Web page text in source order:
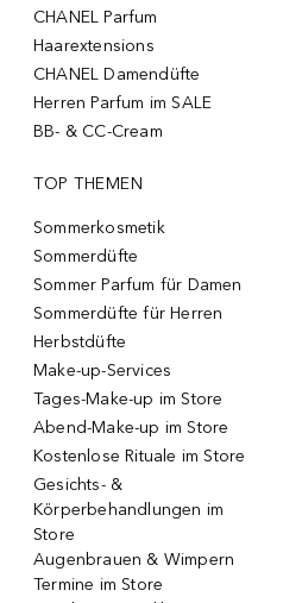
CHANEL Parfum
Haarextensions
CHANEL Damendüfte
Herren Parfum im SALE
BB- & CC-Cream
TOP THEMEN
Sommerkosmetik
Sommerdüfte
Sommer Parfum für Damen
Sommerdüfte für Herren
Herbstdüfte
Make-up-Services
Tages-Make-up im Store
Abend-Make-up im Store
Kostenlose Rituale im Store
Gesichts- &
Körperbehandlungen im
Store
Augenbrauen & Wimpern
Termine im Store